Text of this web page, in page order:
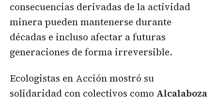
consecuencias derivadas de la actividad
minera pueden mantenerse durante
décadas e incluso afectar a futuras
generaciones de forma irreversible.
Ecologistas en Acción mostró su
solidaridad con colectivos como Alcalaboza